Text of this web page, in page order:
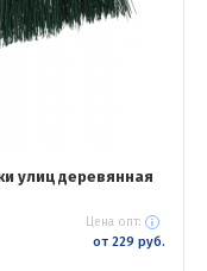
улиц деревянная
Цена опт:
от 229 руб.